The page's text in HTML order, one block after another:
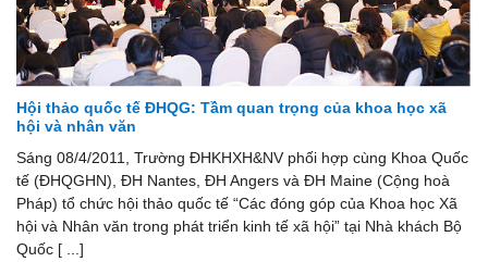
Hội thảo quốc tế ĐHQG: Tầm quan trọng của khoa học xã
hội và nhân văn
Sáng 08/4/2011, Trường ĐHKHXH&NV phối hợp cùng Khoa Quốc
tế (ĐHQGHN), ĐH Nantes, ĐH Angers và ĐH Maine (Cộng hoà
Pháp) tổ chức hội thảo quốc tế “Các đóng góp của Khoa học Xã
hội và Nhân văn trong phát triển kinh tế xã hội” tại Nhà khách Bộ
Quốc [ ...]